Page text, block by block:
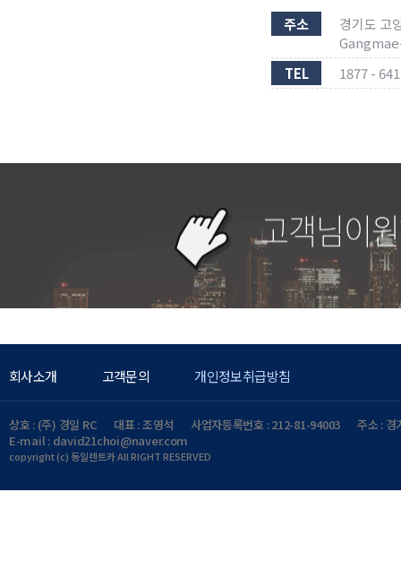
주소
경기도 고
TEL
1877 -
회사소개 고객문의 개인정보취급방침
상호 : (주) 경일 RC 대표 : 조영석 사업자등록번호 : 212-81-94003
주소 :
E-mail : david21choi@naver.com
copyright (c) 동일렌트카 All RIGHT RESERVED